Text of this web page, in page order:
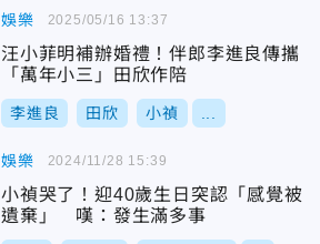
娛樂
汪小菲明補辦婚禮！伴郎李進良傳攜
「萬年小三」田欣作陪
李進良 田欣 小禎
2025/05/16 13:37
娛樂
小禎哭了！迎40歲生日突認「感覺被
遺棄」 嘆：發生滿多事
2024/11/28 15:39